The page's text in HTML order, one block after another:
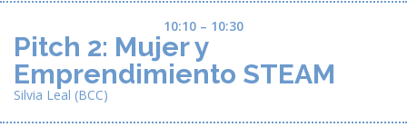
10:10 – 10:30
Pitch 2: Mujer y
Emprendimiento STEAM
Silvia Leal (BCC)